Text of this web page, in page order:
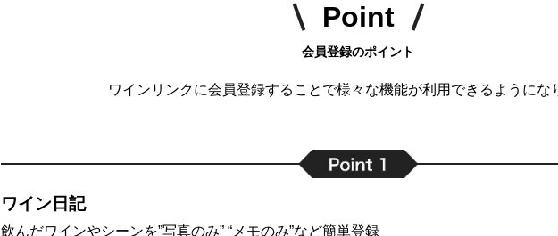
Point
会員登録のポイント
ワインリンクに会員登録することで様々な機能が利用できるようにな
ワイン日記
飲んだワインやシーンを”写真のみ” “メモのみ”など簡単登録